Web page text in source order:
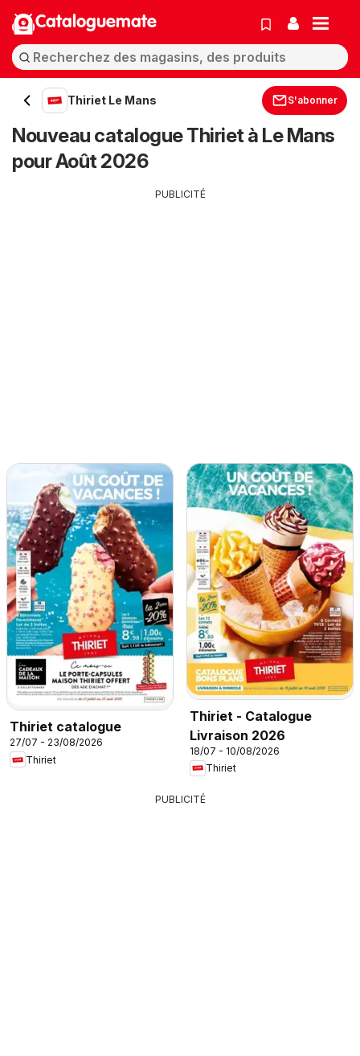
Cataloguemate
Thiriet Le Mans S'abonner
Nouveau catalogue Thiriet à Le Mans
pour Août 2026
PUBLICITÉ
Thiriet catalogue
27/07 - 23/08/2026
Thiriet
Thiriet - Catalogue
Livraison 2026
18/07 - 10/08/2026
Thiriet
PUBLICITÉ